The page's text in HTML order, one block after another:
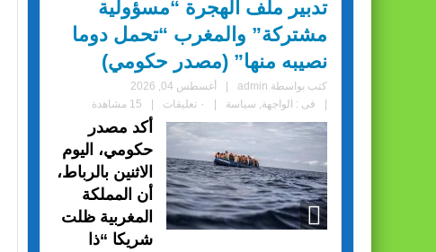
تدبير ملف الهجرة “مسؤولية
مشتركة” والمغرب “تحمل دوما
نصيبه منها” (مصدر حكومي)
كتب بواسطة admin
أغسطس 04, 2026
فى : الواجهة, سياسة ٠ تعليقات 15 مشاهدة
أكد مصدر
حكومي، اليوم
الاثنين بالرباط،
أن المملكة
المغربية ظلت
شريكا “ذا